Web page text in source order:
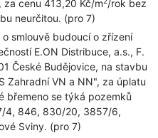
cenu 413,20 Kč/m /rok bez
neurčitou. (pro 7)
smlouvě budoucí o zřízení
E.ON Distribuce, a.s., F.
České Budějovice, na stavbu
Zahradní VN a NN", za úplatu
břemeno se týká pozemků
4, 846, 830/20, 3857/6,
Sviny. (pro 7)